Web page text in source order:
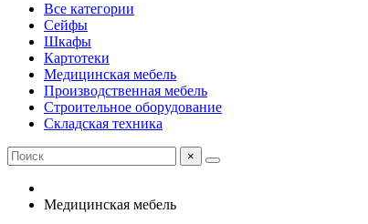
Все категории
Сейфы
Шкафы
Картотеки
Медицинская мебель
Производственная мебель
Строительное оборудование
Складская техника
×
Медицинская мебель